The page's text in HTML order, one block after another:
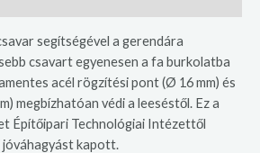
segítségével a gerendára
csavart egyenesen a fa burkolatba
acél rögzítési pont (Ø 16 mm) és
megbízhatóan védi a leeséstől. Ez a
Építőipari Technológiai Intézettől
jóváhagyást kapott.